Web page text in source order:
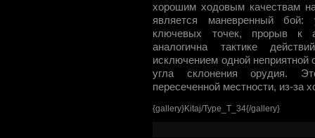
хорошим ходовым качествам
является маневренный
ключевых точек, прорыв к
аналогична тактике
исключением одной неприятной
угла склонения орудия.
пересеченной местности, из-за
{gallery}Kitaj/Type_T_34{/gallery}